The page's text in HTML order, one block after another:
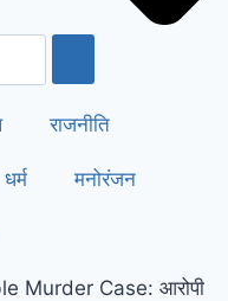
पीएम मोदी, इन
शामिल
राजनीति
धर्म मनोरंजन
Murder Case: आरोपी